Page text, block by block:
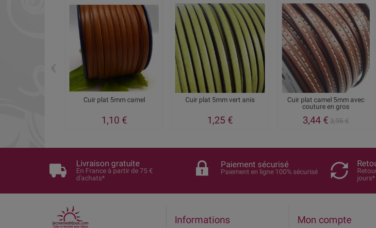
Cuir plat 5mm camel
1,10 €
Cuir plat 5mm vert anis
1,25 €
Cuir plat camel 5mm avec
couture en gros
3,44 € 3,95 €
Livraison gratuite
En France à partir de 75 €
d'achats*
Paiement sécurisé
Paiement en ligne 100% sécurisé
jours*
Informations Mon compte